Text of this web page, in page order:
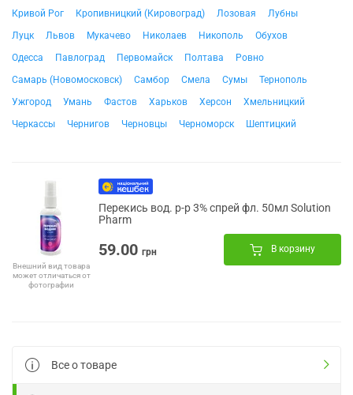
Кривой Рог
Кропивницкий (Кировоград) Лозовая
Лубны
Луцк
Львов Мукачево Николаев Никополь
Обухов
Одесса
Павлоград Первомайск Полтава
Ровно
Самарь (Новомосковск)
Самбор Смела Сумы
Тернополь
Ужгород
Умань Фастов Харьков Херсон
Хмельницкий
Черкассы
Чернигов Черновцы Черноморск Шептицкий
Внешний вид товара
может отличаться от
фотографии
Перекись вод. р-р 3% спрей фл. 50мл Solution
Pharm
59.00 грн В корзину
Все о товаре